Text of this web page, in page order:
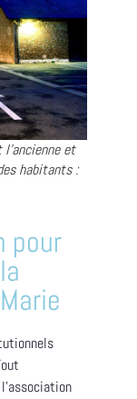
l'ancienne et
habitants :
pour